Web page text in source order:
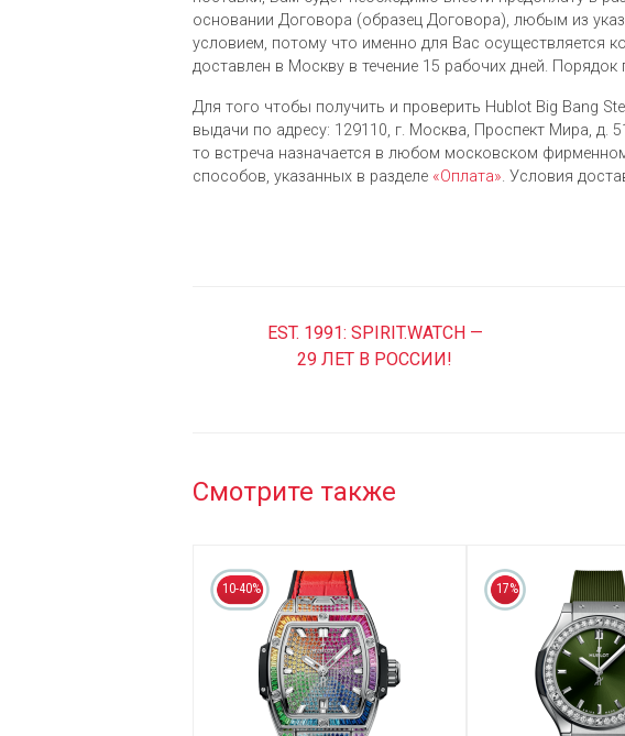
основании Договора (образец Договора), любым из
условием, потому что именно для Вас осуществляется
доставлен в Москву в течение 15 рабочих дней.
Для того чтобы получить и проверить Hublot Big Bang
выдачи по адресу: 129110, г. Москва, Проспект Мира, д.
то встреча назначается в любом московском
cпособов, указанных в разделе «Оплата». Условия
EST. 1991: SPIRIT.WATCH —
29 ЛЕТ В РОССИИ!
Смотрите также
10-40% 17%